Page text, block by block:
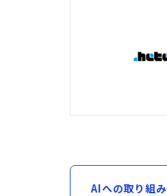
AIへの取り組み